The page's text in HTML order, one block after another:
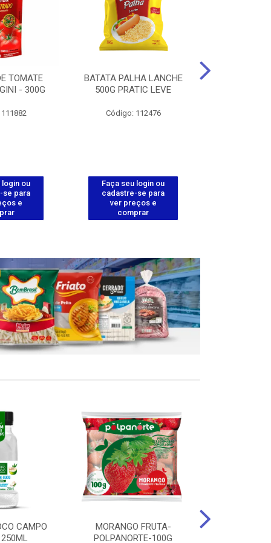
TOMATE
- 300G
login ou
se para
e
BATATA PALHA LANCHE
500G PRATIC LEVE
Código: 112476
Faça seu login ou
cadastre-se para
ver preços e
comprar
CAMPO
MORANGO FRUTA-
POLPANORTE-100G